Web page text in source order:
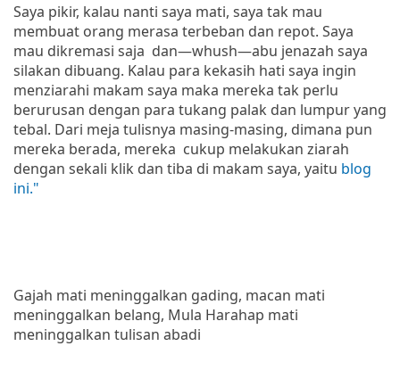
Saya pikir, kalau nanti saya mati, saya tak mau
membuat orang merasa terbeban dan repot. Saya
mau dikremasi saja dan—whush—abu jenazah saya
silakan dibuang. Kalau para kekasih hati saya ingin
menziarahi makam saya maka mereka tak perlu
berurusan dengan para tukang palak dan lumpur yang
tebal. Dari meja tulisnya masing-masing, dimana pun
mereka berada, mereka cukup melakukan ziarah
dengan sekali klik dan tiba di makam saya, yaitu blog
ini."
Gajah mati meninggalkan gading, macan mati
meninggalkan belang, Mula Harahap mati
meninggalkan tulisan abadi